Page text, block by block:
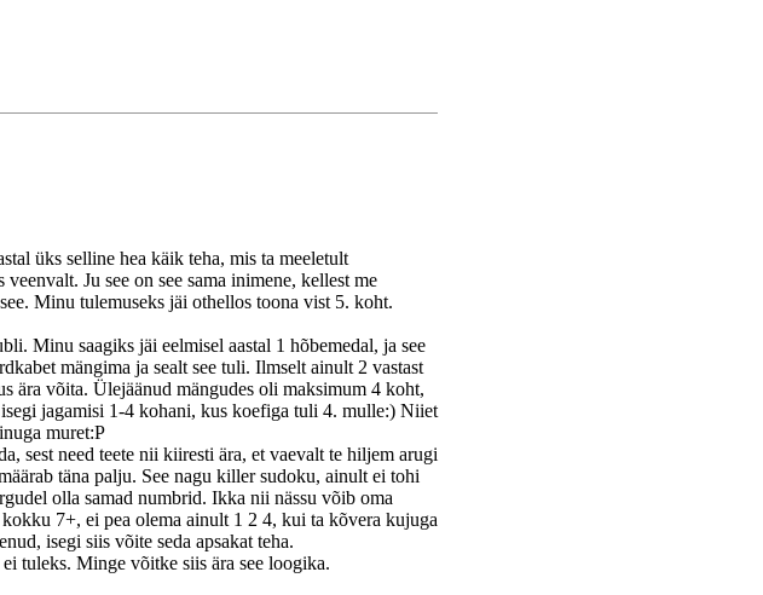
üks selline hea käik teha, mis ta meeletult
Ju see on see sama inimene, kellest me
Minu tulemuseks jäi othellos toona vist 5. koht.
Minu saagiks jäi eelmisel aastal 1 hõbemedal, ja see
mängima ja sealt see tuli. Ilmselt ainult 2 vastast
ära võita. Ülejäänud mängudes oli maksimum 4 koht,
jagamisi 1-4 kohani, kus koefiga tuli 4. mulle:) Niiet
muret:P
sest need teete nii kiiresti ära, et vaevalt te hiljem arugi
täna palju. See nagu killer sudoku, ainult ei tohi
olla samad numbrid. Ikka nii nässu võib oma
7+, ei pea olema ainult 1 2 4, kui ta kõvera kujuga
isegi siis võite seda apsakat teha.
tuleks. Minge võitke siis ära see loogika.